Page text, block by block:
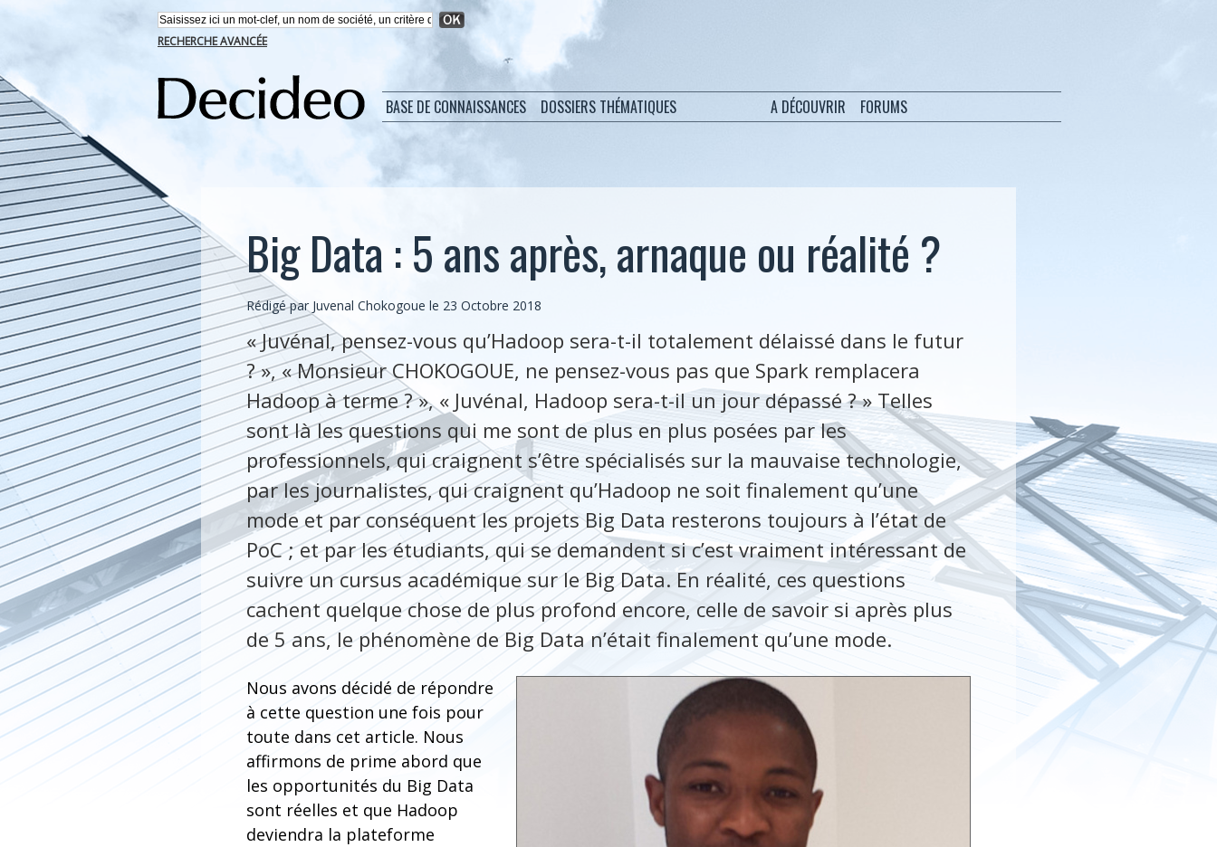
RECHERCHE AVANCÉE
BASE DE CONNAISSANCES DOSSIERS THÉMATIQUES A DÉCOUVRIR FORUMS
Big Data : 5 ans après, arnaque ou réalité ?
Rédigé par Juvenal Chokogoue le 23 Octobre 2018
« Juvénal, pensez-vous qu’Hadoop sera-t-il totalement délaissé dans le futur
? », « Monsieur CHOKOGOUE, ne pensez-vous pas que Spark remplacera
Hadoop à terme ? », « Juvénal, Hadoop sera-t-il un jour dépassé ? » Telles
sont là les questions qui me sont de plus en plus posées par les
professionnels, qui craignent s’être spécialisés sur la mauvaise technologie,
par les journalistes, qui craignent qu’Hadoop ne soit finalement qu’une
mode et par conséquent les projets Big Data resterons toujours à l’état de
PoC ; et par les étudiants, qui se demandent si c’est vraiment intéressant de
suivre un cursus académique sur le Big Data. En réalité, ces questions
cachent quelque chose de plus profond encore, celle de savoir si après plus
de 5 ans, le phénomène de Big Data n’était finalement qu’une mode.
Nous avons décidé de répondre
à cette question une fois pour
toute dans cet article. Nous
affirmons de prime abord que
les opportunités du Big Data
sont réelles et que Hadoop
deviendra la plateforme